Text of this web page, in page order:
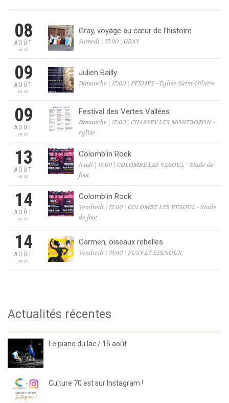
08
AOÛT
2026
Gray, voyage au cœur de l’histoire
Samedi | 17:00 | GRAY
09
AOÛT
2026
Julien Bailly
Dimanche | 17:00 | PESMES - Eglise Saint-Hilaire
09
AOÛT
2026
Festival des Vertes Vallées
Dimanche | 17:00 | CHASSEY LES MONTBOZON -
église
13
AOÛT
2026
Colomb’in Rock
Jeudi | 17:00 | COLOMBE LES VESOUL - Stade de
foot
14
AOÛT
2026
Colomb’in Rock
Vendredi | 17:00 | COLOMBE LES VESOUL - Stade
de foot
14
AOÛT
2026
Carmen, oiseaux rebelles
Vendredi | 19:00 | PUSY ET EPENOUX
Actualités récentes
Le piano du lac / 15 août
Culture 70 est sur Instagram !